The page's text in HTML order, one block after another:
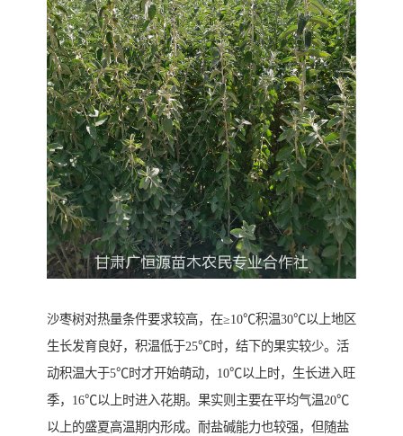
沙枣树对热量条件要求较高，在≥10℃积温30℃以上地区
生长发育良好，积温低于25℃时，结下的果实较少。活
动积温大于5℃时才开始萌动，10℃以上时，生长进入旺
季，16℃以上时进入花期。果实则主要在平均气温20℃
以上的盛夏高温期内形成。耐盐碱能力也较强，但随盐